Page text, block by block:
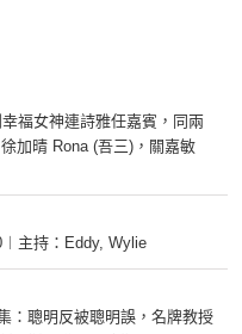
福女神連詩雅任嘉賓，同兩
加晴 Rona (吾三)，關嘉敏
主持：Eddy, Wylie
：聰明反被聰明誤，名牌教授